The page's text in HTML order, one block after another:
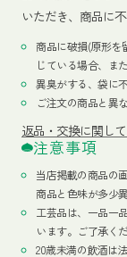
いただき、商品に
商品に破損(原形を
じている場合、ま
異臭がする、袋に
ご注文の商品と異
返品・交換に関し
注意事項
当店掲載の商品の
商品と色味が多少
工芸品は、一品一
います。ご了承く
20歳未満の飲酒は